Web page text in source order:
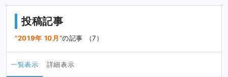
投稿記事
2019年 10月 の記事 （7）
一覧表示 詳細表示